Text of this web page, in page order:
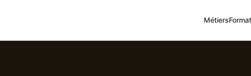
Métiers